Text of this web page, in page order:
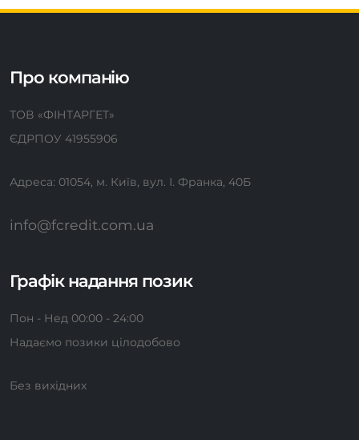
Про компанію
ТОВ «ФІНТАРГЕТ»
ЄДРПОУ 41955906
Адреса: 01054, м. Київ, вул. І. Франка, 40Б
info@fcredit.com.ua
Графік надання позик
Пон - Нед 00:00 - 24:00
Надаємо позики цілодобово
Без вихідних